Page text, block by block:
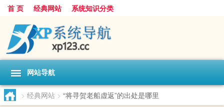
首 页 经典网站 系统知识分类
网站导航
> 经典网站 > “将寻贺老船虚返”的出处是哪里